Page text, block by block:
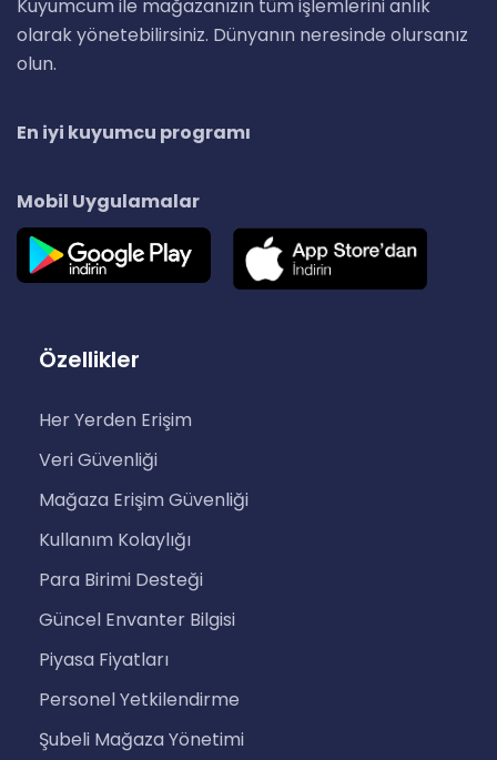
Kuyumcum ile mağazanızın tüm işlemlerini anlık
olarak yönetebilirsiniz. Dünyanın neresinde olursanız
olun.
En iyi kuyumcu programı
Mobil Uygulamalar
Özellikler
Her Yerden Erişim
Veri Güvenliği
Mağaza Erişim Güvenliği
Kullanım Kolaylığı
Para Birimi Desteği
Güncel Envanter Bilgisi
Piyasa Fiyatları
Personel Yetkilendirme
Şubeli Mağaza Yönetimi